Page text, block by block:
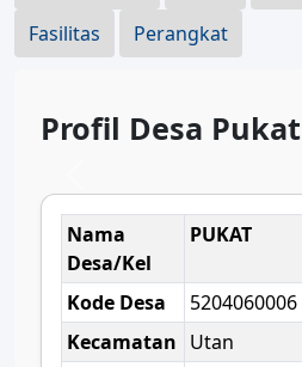
Fasilitas
Perangkat
Profil Desa Pukat
Nama
Desa/Kel
PUKAT
Kode Desa
5204060006
Kecamatan Utan